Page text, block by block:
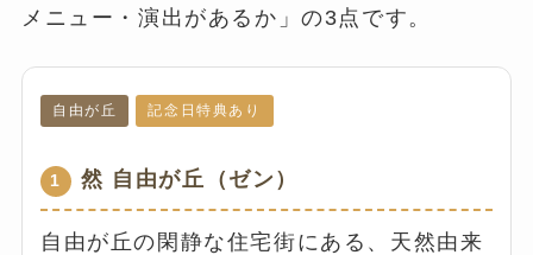
メニュー・演出があるか」の3点です。
自由が丘 記念日特典あり
1 然 自由が丘（ゼン）
自由が丘の閑静な住宅街にある、天然由来